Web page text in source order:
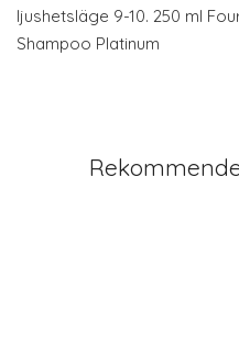
ljushetsläge 9-10. 250 ml
Shampoo Platinum